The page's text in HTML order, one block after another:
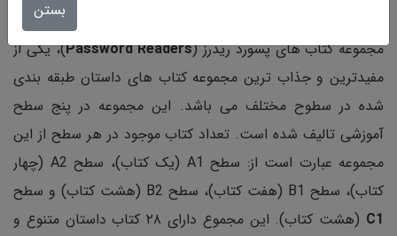
مجموعه کتاب های پسورد ریدرز (Password Readers)، یکی از
مفیدترین و جذاب ترین مجموعه کتاب های داستان طبقه بندی
شده در سطوح مختلف می باشد. این مجموعه در پنج سطح
آموزشی تالیف شده است. تعداد کتاب موجود در هر سطح از این
مجموعه عبارت است از: سطح A1 (یک کتاب)، سطح A2 (چهار
کتاب)، سطح B1 (هفت کتاب)، سطح B2 (هشت کتاب) و سطح
C1
(هشت کتاب). این مجموع دارای ۲۸ کتاب داستان متنوع و
بستن